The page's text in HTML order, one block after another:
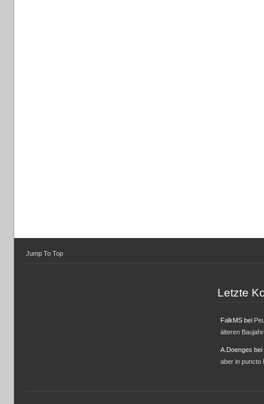
Jump To Top
Letzte
FalkMSbei
älteren
A.Doenges bei
aber in puncto